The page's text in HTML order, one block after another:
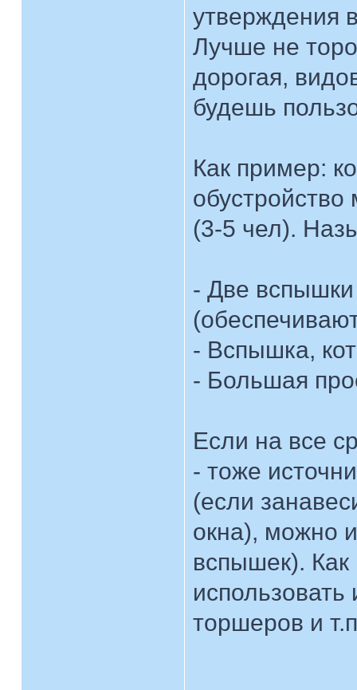
утверждения
Лучше не
дорогая,
будешь
Как пример:
(3-5 чел).
- Две вспышки
- Вспышка,
- Большая
Если на все
- тоже
(если
окна), можно
вспышек). Как
торшеров и